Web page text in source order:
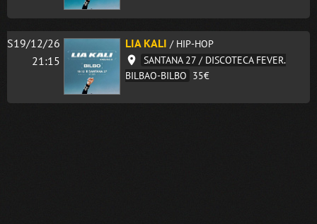
S19/12/26
21:15
LIA KALI / HIP-HOP
SANTANA 27 / DISCOTECA FEVER.
BILBAO-BILBO 35€